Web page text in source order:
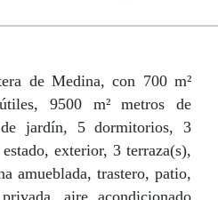
de Medina, con 700 m²
9500 m² metros de
jardín, 5 dormitorios, 3
exterior, 3 terraza(s),
amueblada, trastero, patio,
aire acondicionado